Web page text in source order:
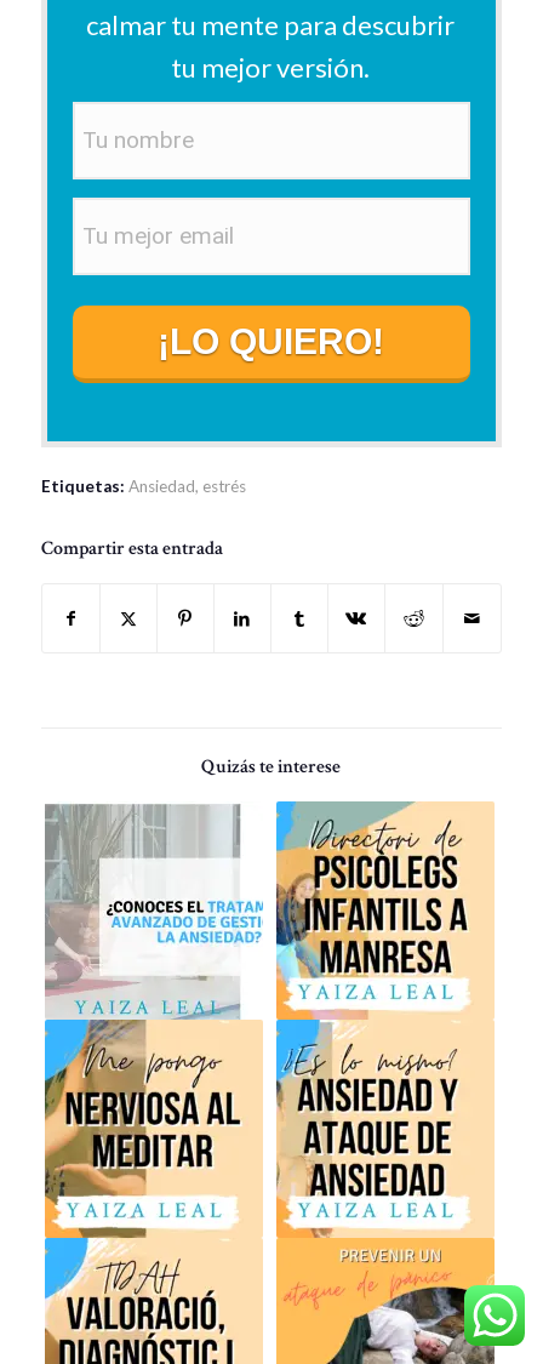
calmar tu mente para descubrir
tu mejor versión.
¡LO QUIERO!
Etiquetas: Ansiedad, estrés
Compartir esta entrada
Quizás te interese